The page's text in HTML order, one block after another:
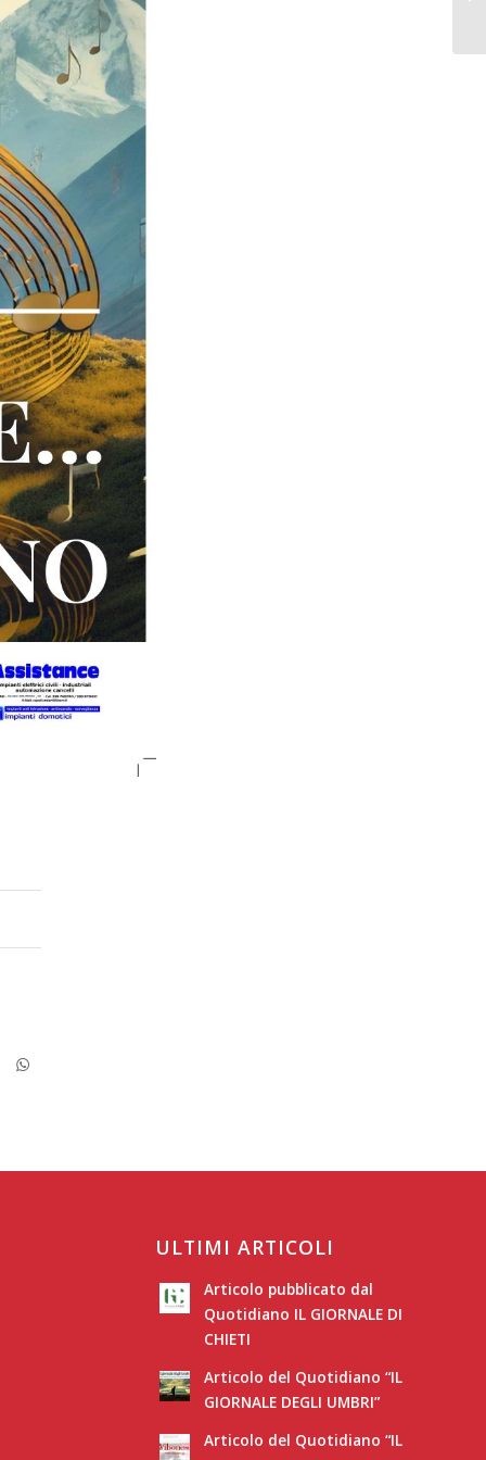
ULTIMI ARTICOLI
Articolo pubblicato dal
Quotidiano IL GIORNALE DI
CHIETI
Articolo del Quotidiano “IL
GIORNALE DEGLI UMBRI”
Articolo del Quotidiano “IL